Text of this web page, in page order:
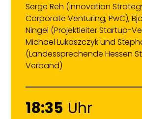
Serge Reh (Innovation
Corporate Venturing, PwC),
Ningel (Projektleiter Startup-
Michael Lukaszczyk und
(Landessprechende Hessen
Verband)
18:35 Uhr